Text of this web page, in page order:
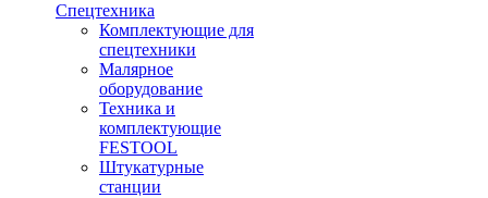
Спецтехника
Комплектующие для
спецтехники
Малярное
оборудование
Техника и
комплектующие
FESTOOL
Штукатурные
станции